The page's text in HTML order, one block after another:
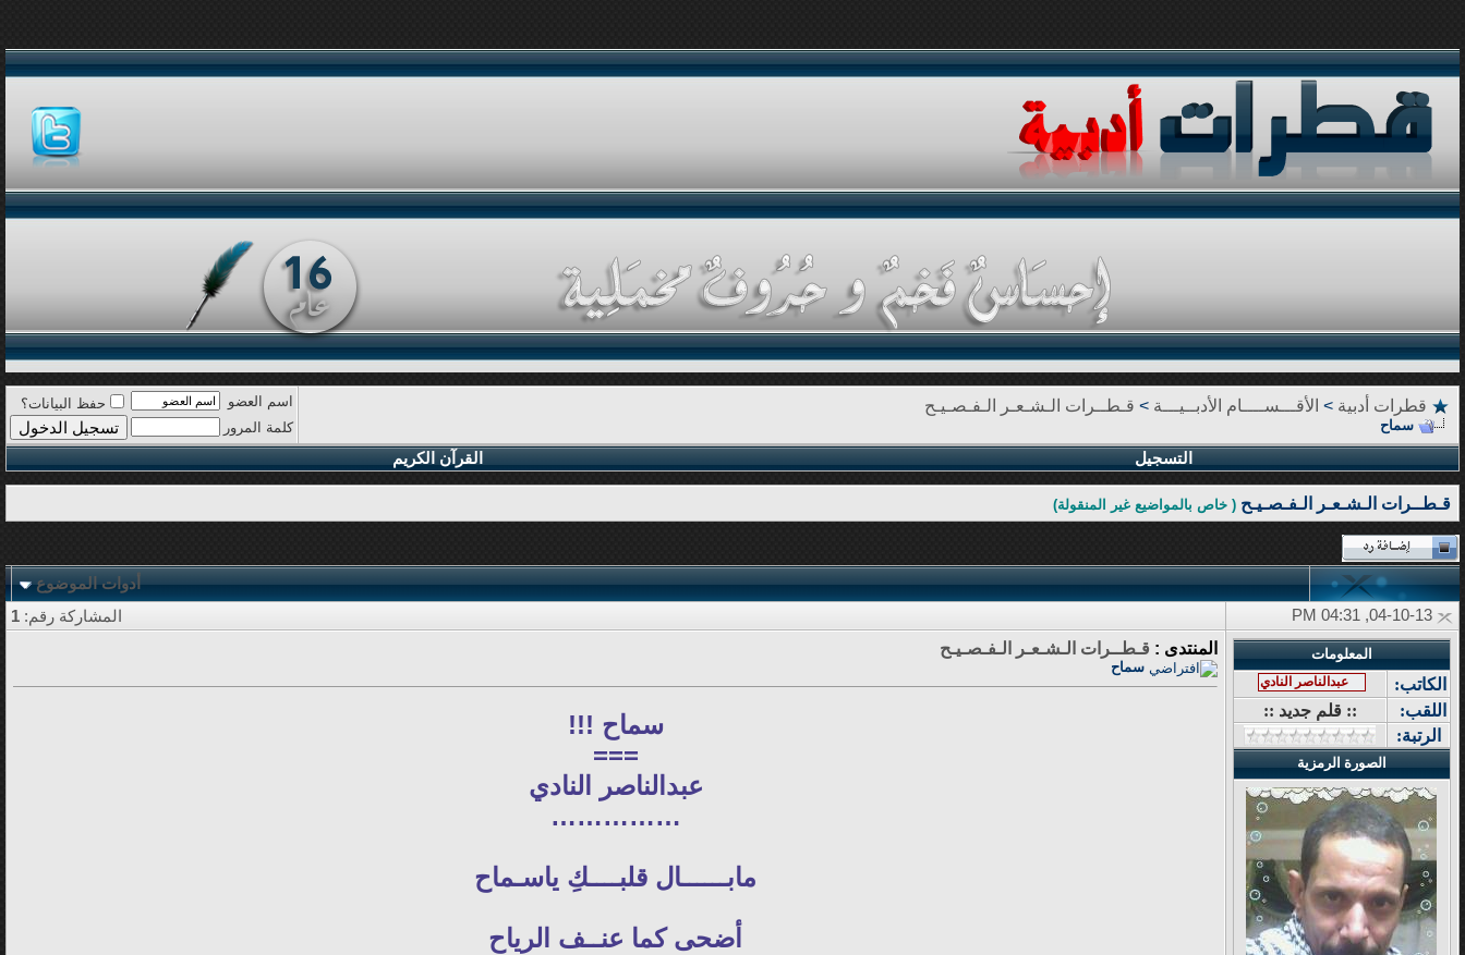
قطرات أدبية > الأقـــســــام الأدبــيـــة > قـطــرات الـشـعـر الـفـصـيـح
سماح
اسم العضو
حفظ البيانات؟
كلمة المرور
التسجيل القرآن الكريم
قـطــرات الـشـعـر الـفـصـيـح ( خاص بالمواضيع غير المنقولة)
أدوات الموضوع
المشاركة رقم: 1
المعلومات
الكاتب: عبدالناصر النادي
اللقب:
:: قلم جديد ::
الرتبة:
الصورة الرمزية
المنتدى : قـطــرات الـشـعـر الـفـصـيـح
سماح
سماح !!!
===
عبدالناصر النادي
……………
مابــــــال قلبــــكِ ياسـماح
أضحى كما عنــف الرياح